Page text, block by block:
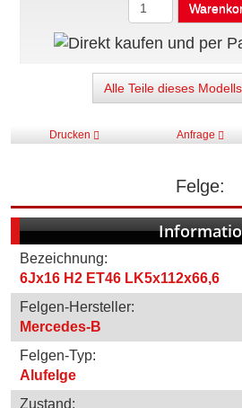
Alle Teile dieses
Drucken Anfrage
Felge:
Bezeichnung:
6Jx16 H2 ET46 LK5x112x66,6
Felgen-Hersteller:
Mercedes-B
Felgen-Typ:
Alufelge
Zustand: